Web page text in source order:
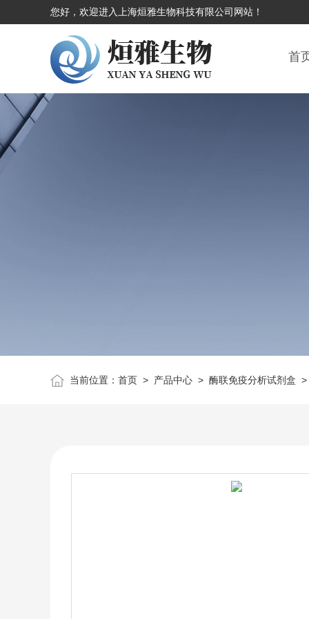
您好，欢迎进入上海烜雅生物科技有限公司网站！
首
当前位置： 首页> 产品中心> 酶联免疫分析试剂盒